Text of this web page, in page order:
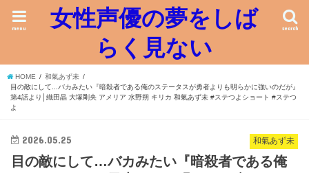
女性声優の夢をしば
らく見ない
search
menu
HOME
和氣あず未
目の敵にして...バカみたい『暗殺者である俺のステータスが勇者よりも明らかに強いのだが』
第4話より│織田晶 大塚剛央 アメリア 水野朔 キリカ 和氣あず未 #ステつよショート #ステつ
よ
和氣あず未
2026.05.25
目の敵にして…バカみたい『暗殺者である俺